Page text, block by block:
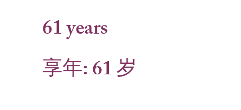
61 years
享年: 61 岁